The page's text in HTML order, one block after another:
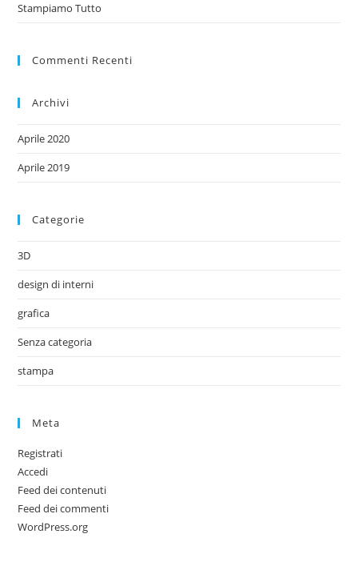
Stampiamo Tutto
Commenti Recenti
Archivi
Aprile 2020
Aprile 2019
Categorie
3D
design di interni
grafica
Senza categoria
stampa
Meta
Registrati
Accedi
Feed dei contenuti
Feed dei commenti
WordPress.org